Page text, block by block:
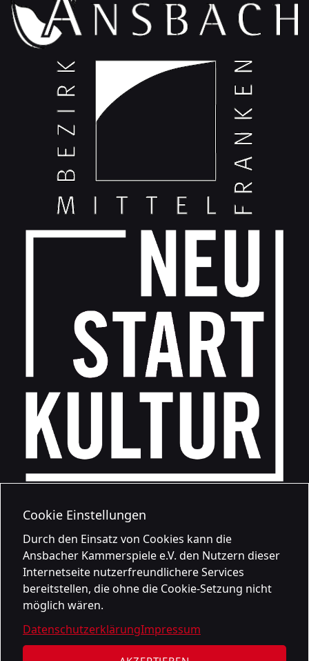
Cookie Einstellungen
Durch den Einsatz von Cookies kann die
Ansbacher Kammerspiele e.V. den Nutzern dieser
Internetseite nutzerfreundlichere Services
bereitstellen, die ohne die Cookie-Setzung nicht
möglich wären.
DatenschutzerklärungImpressum